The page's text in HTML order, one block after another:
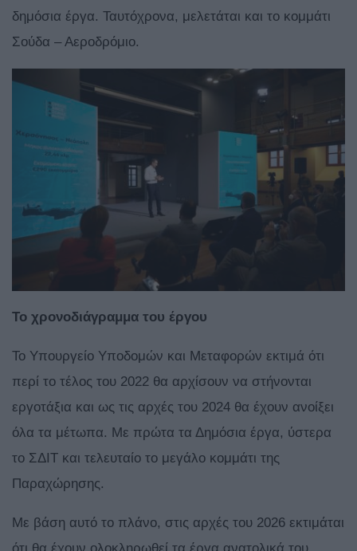
δημόσια έργα. Ταυτόχρονα, μελετάται και το κομμάτι
Σούδα – Αεροδρόμιο.
Το χρονοδιάγραμμα του έργου
Το Υπουργείο Υποδομών και Μεταφορών εκτιμά ότι
περί το τέλος του 2022 θα αρχίσουν να στήνονται
εργοτάξια και ως τις αρχές του 2024 θα έχουν ανοίξει
όλα τα μέτωπα. Με πρώτα τα Δημόσια έργα, ύστερα
το ΣΔΙΤ και τελευταίο το μεγάλο κομμάτι της
Παραχώρησης.
Με βάση αυτό το πλάνο, στις αρχές του 2026 εκτιμάται